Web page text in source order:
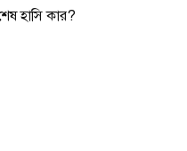
হাসি কার?